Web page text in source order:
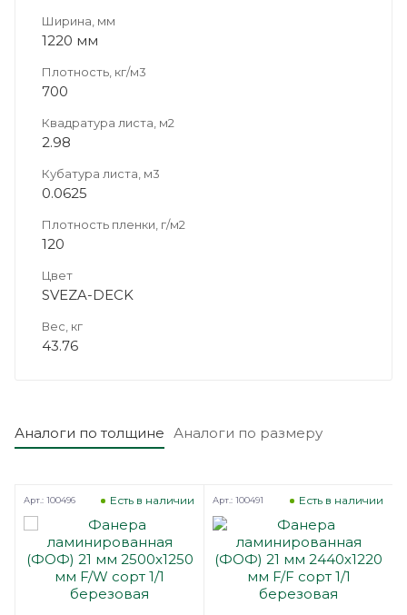
Ширина, мм
1220 мм
Плотность, кг/м3
700
Квадратура листа, м2
2.98
Кубатура листа, м3
0.0625
Плотность пленки, г/м2
120
Цвет
SVEZA-DECK
Вес, кг
43.76
Аналоги по толщине Аналоги по размеру
Есть в наличии
Арт.: 100496 Есть в наличии
Арт.: 100491